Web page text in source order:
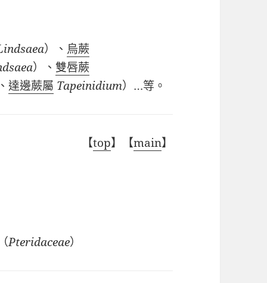
）、 烏蕨
）、雙唇蕨
、達邊蕨屬 Tapeinidium）…等。
【top】【main】
（Pteridaceae）